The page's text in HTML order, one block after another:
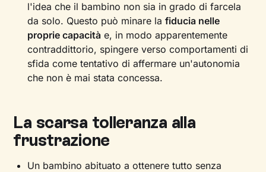
l'idea che il bambino non sia in grado di farcela
da solo. Questo può minare lafiducia nelle
proprie capacità e, in modo apparentemente
contraddittorio, spingere verso comportamenti di
sfida come tentativo di affermare un'autonomia
che non è mai stata concessa.
La scarsa tolleranza alla
frustrazione
Un bambino abituato a ottenere tutto senza